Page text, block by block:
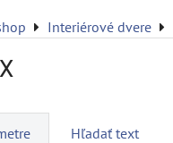
Interiérové dvere
Hľadať text